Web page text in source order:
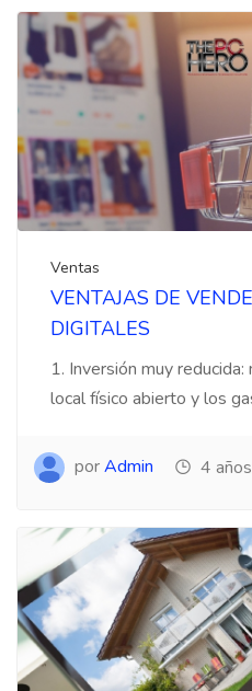
Ventas
VENTAJAS DE
DIGITALES
1. Inversión muy
local físico abierto y los
porAdmin 4